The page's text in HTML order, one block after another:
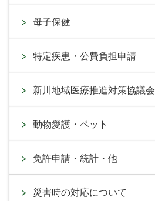
母子保健
特定疾患・公費負担申請
新川地域医療推進対策協議会
動物愛護・ペット
免許申請・統計・他
災害時の対応について